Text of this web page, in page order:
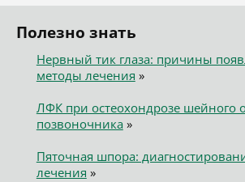
Полезно знать
Нервный тик глаза: причины
методы лечения »
ЛФК при остеохондрозе шейного
позвоночника»
Пяточная шпора:
лечения »